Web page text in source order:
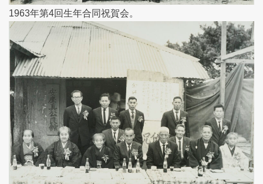
1963年第4回生年合同祝賀会。